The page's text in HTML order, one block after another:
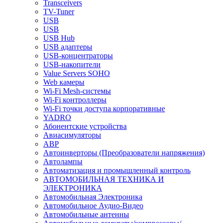
Transceivers
TV-Tuner
USB
USB
USB Hub
USB адаптеры
USB-концентраторы
USB-накопители
Value Servers SOHO
Web камеры
Wi-Fi Mesh-системы
Wi-Fi контроллеры
Wi-Fi точки доступа корпоративные
YADRO
Абонентские устройства
Авиасимуляторы
АВР
Автоинверторы (Преобразователи напряжения)
Автолампы
Автоматизация и промышленный контроль
АВТОМОБИЛЬНАЯ ТЕХНИКА И
ЭЛЕКТРОНИКА
Автомобильная Электроника
Автомобильное Аудио-Видео
Автомобильные антенны